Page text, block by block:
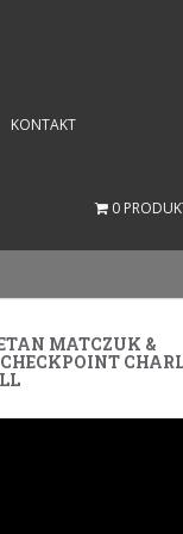
KONTAKT
0
MATCZUK &